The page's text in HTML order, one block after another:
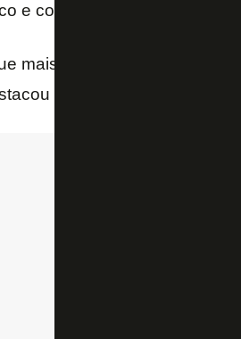
e confiança para fechar o
mais evoluiu na
o trabalho do técnico